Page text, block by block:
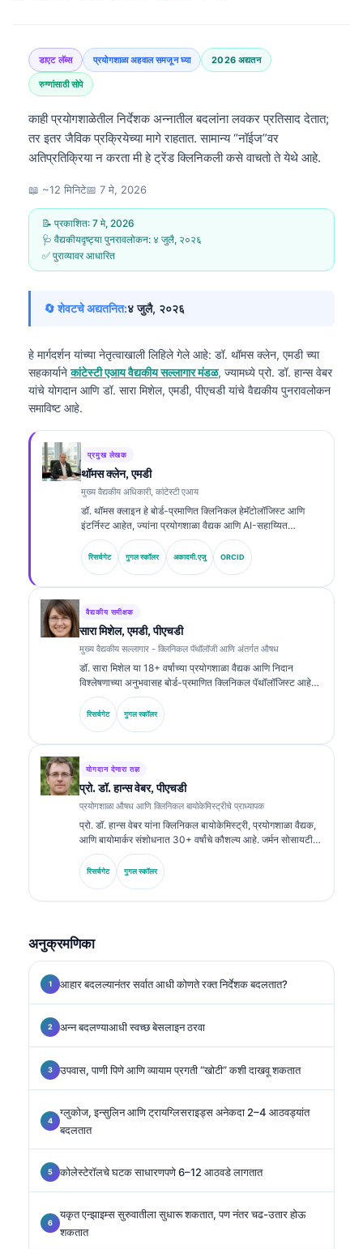
डाएट लॅब्स प्रयोगशाळा अहवाल समजून घ्या 2026 अद्यतन
रुग्णांसाठी सोपे
काही प्रयोगशाळेतील निर्देशक अन्नातील बदलांना लवकर प्रतिसाद देतात;
तर इतर जैविक प्रक्रियेच्या मागे राहतात. सामान्य “नॉईज”वर
अतिप्रतिक्रिया न करता मी हे ट्रेंड क्लिनिकली कसे वाचतो ते येथे आहे.
📖 ~12 मिनिटे📅 7 मे, 2026
📝 प्रकाशित: 7 मे, 2026
🩺 वैद्यकीयदृष्ट्या पुनरावलोकन: ४ जुलै, २०२६
✅ पुराव्यावर आधारित
🔄 शेवटचे अद्यतनित:४ जुलै, २०२६
हे मार्गदर्शन यांच्या नेतृत्वाखाली लिहिले गेले आहे: डॉ. थॉमस क्लेन, एमडीच्या
सहकार्यानेकांटेस्टी एआय वैद्यकीय सल्लागार मंडळ, ज्यामध्ये प्रो. डॉ. हान्स वेबर
यांचे योगदान आणि डॉ. सारा मिशेल, एमडी, पीएचडी यांचे वैद्यकीय पुनरावलोकन
समाविष्ट आहे.
प्रमुख लेखक
थॉमस क्लेन, एमडी
मुख्य वैद्यकीय अधिकारी, कांटेस्टी एआय
डॉ. थॉमस क्लाइन हे बोर्ड-प्रमाणित क्लिनिकल हेमॅटोलॉजिस्ट आणि
इंटर्निस्ट आहेत, ज्यांना प्रयोगशाळा वैद्यक आणि AI-सहाय्यित
क्लिनिकल विश्लेषणामध्ये 15 हून अधिक वर्षांचा अनुभव आहे. Kantesti
AI येथे मुख्य वैद्यकीय अधिकारी म्हणून, ते मालकीच्या न्यूरल नेटवर्कच्या
वैद्यकीय अचूकतेवर क्लिनिकल देखरेख प्रदान करतात. बायोमार्करचे अर्थ
रिसर्चगेट गुगल स्कॉलर अकादमी.एजु ORCID
वैद्यकीय समीक्षक
सारा मिशेल, एमडी, पीएचडी
मुख्य वैद्यकीय सल्लागार - क्लिनिकल पॅथॉलॉजी आणि अंतर्गत औषध
डॉ. सारा मिशेल या 18+ वर्षांच्या प्रयोगशाळा वैद्यक आणि निदान
विश्लेषणाच्या अनुभवासह बोर्ड-प्रमाणित क्लिनिकल पॅथॉलॉजिस्ट आहेत.
त्यांच्याकडे क्लिनिकल केमिस्ट्रीमध्ये विशेष प्रमाणपत्रे आहेत आणि
क्लिनिकल प्रॅक्टिसमध्ये बायोमार्कर पॅनेल्स व प्रयोगशाळा विश्लेषणावर
त्यांनी मोठ्या प्रमाणावर प्रकाशने केली आहेत.
रिसर्चगेट गुगल स्कॉलर
योगदान देणारा तज्ञ
प्रो. डॉ. हान्स वेबर, पीएचडी
प्रयोगशाळा औषध आणि क्लिनिकल बायोकेमिस्ट्रीचे प्राध्यापक
प्रो. डॉ. हान्स वेबर यांना क्लिनिकल बायोकेमिस्ट्री, प्रयोगशाळा वैद्यक,
आणि बायोमार्कर संशोधनात 30+ वर्षांचे कौशल्य आहे. जर्मन सोसायटी
फॉर क्लिनिकल केमिस्ट्रीचे माजी अध्यक्ष म्हणून, ते निदान पॅनेल विश्लेषण,
बायोमार्कर मानकीकरण, आणि AI-सहाय्यित प्रयोगशाळा वैद्यक यात
विशेष तज्ज्ञ आहेत.
रिसर्चगेट गुगल स्कॉलर
अनुक्रमणिका
आहार बदलल्यानंतर सर्वात आधी कोणते रक्त निर्देशक बदलतात?
अन्न बदलण्याआधी स्वच्छ बेसलाइन ठरवा
उपवास, पाणी पिणे आणि व्यायाम प्रगती “खोटी” कशी दाखवू शकतात
ग्लुकोज, इन्सुलिन आणि ट्रायग्लिसराइड्स अनेकदा 2–4 आठवड्यांत
बदलतात
कोलेस्टेरॉलचे घटक साधारणपणे 6–12 आठवडे लागतात
यकृत एन्झाइम्स सुरुवातीला सुधारू शकतात, पण नंतर चढ-उतार होऊ
शकतात